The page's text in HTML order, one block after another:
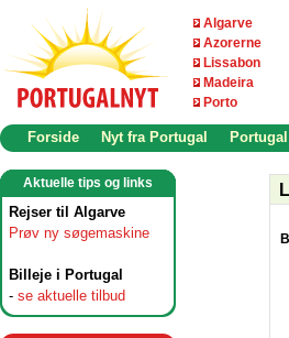
Algarve
Azorerne
Lissabon
Madeira
Porto
Forside Nyt fra Portugal
Aktuelle tips og links
Rejser til Algarve
Prøv ny søgemaskine
Billeje i Portugal
- se aktuelle tilbud